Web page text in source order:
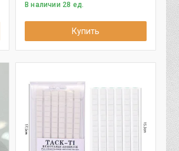
В наличии 28 ед.
Купить